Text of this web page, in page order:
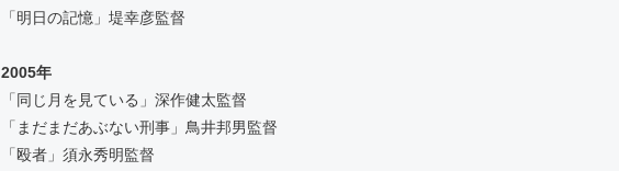
「明日の記憶」堤幸彦監督
2005年
「同じ月を見ている」深作健太監督
「まだまだあぶない刑事」鳥井邦男監督
「殴者」須永秀明監督